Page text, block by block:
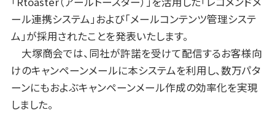
ール連携システム」および「メールコンテンツ管理システ
ム」が採用されたことを発表いたします。
大塚商会では、同社が許諾を受けて配信するお客様向
けのキャンペーンメールに本システムを利用し、数万パタ
ーンにもおよぶキャンペーンメール作成の効率化を実現
しました。